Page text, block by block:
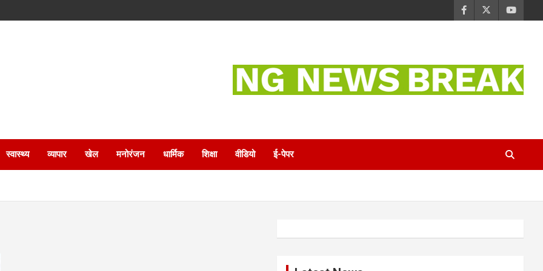
स्वास्थ्य व्यापार खेल मनोरंजन धार्मिक शिक्षा वीडियो ई-पेपर